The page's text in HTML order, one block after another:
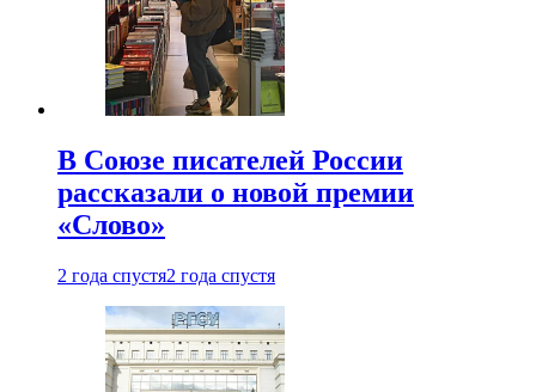
В Союзе писателей России
рассказали о новой премии
«Слово»
2 года спустя2 года спустя